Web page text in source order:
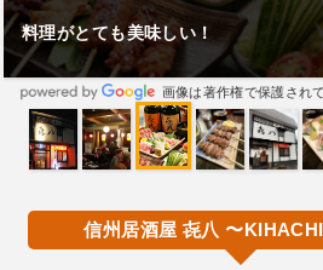
料理がとても美味しい！
画像は著作権で保護され
信州居酒屋 㐂八 〜